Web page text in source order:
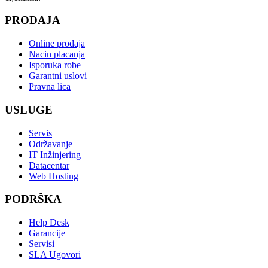
PRODAJA
Online prodaja
Nacin placanja
Isporuka robe
Garantni uslovi
Pravna lica
USLUGE
Servis
Održavanje
IT Inžinjering
Datacentar
Web Hosting
PODRŠKA
Help Desk
Garancije
Servisi
SLA Ugovori